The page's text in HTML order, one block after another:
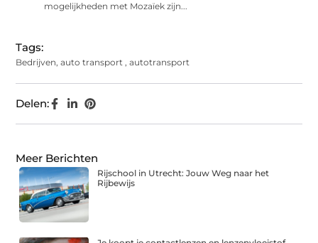
mogelijkheden met Mozaïek zijn...
Tags:
Bedrijven,auto transport ,autotransport
Delen:
Meer Berichten
Rijschool in Utrecht: Jouw Weg naar het
Rijbewijs